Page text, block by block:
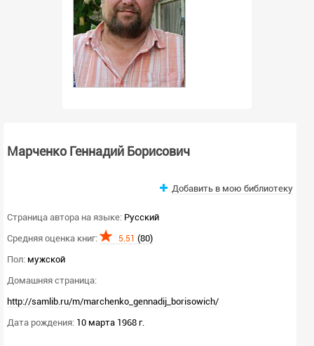
Марченко Геннадий Борисович
Добавить в мою библиотеку
Страница автора на языке: Русский
Средняя оценка книг:
5.51 (80)
Пол: мужской
Домашняя страница:
http://samlib.ru/m/marchenko_gennadij_borisowich/
Дата рождения: 10 марта 1968 г.